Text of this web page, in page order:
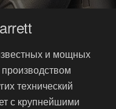
и мощных
технический
с крупнейшими